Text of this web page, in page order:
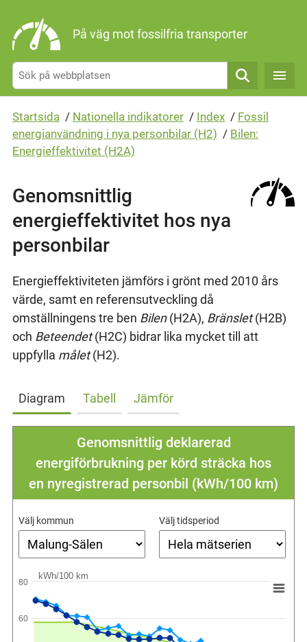
På väg mot fossilfria transporter
Sök
Startsida / Nationella indikatorer / Index / Fossil
energianvändning i nya personbilar (H2) / Bilen:
Energieffektivitet (H2A)
Genomsnittlig
energieffektivitet hos nya
personbilar
Energieffektiviteten jämförs i grönt med 2010 års
värde, samt en referensutveckling då
omställningens tre ben Bilen(H2A), Bränslet(H2B)
och Beteendet(H2C) bidrar lika mycket till att
uppfylla målet(H2).
Diagram Tabell Jämför
Genomsnittlig deklarerad
energiförbrukning per körd sträcka hos
en nyregistrerad personbil (kWh/100 km)
Välj kommun Välj tidsperiod
kWh/100 km
60
80